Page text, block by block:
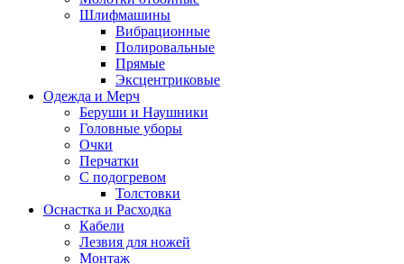
Шлифмашины
Вибрационные
Полировальные
Прямые
Эксцентриковые
Одежда и Мерч
Беруши и Наушники
Головные уборы
Очки
Перчатки
С подогревом
Толстовки
Оснастка и Расходка
Кабели
Лезвия для ножей
Монтаж